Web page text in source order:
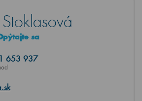
sa
653 937